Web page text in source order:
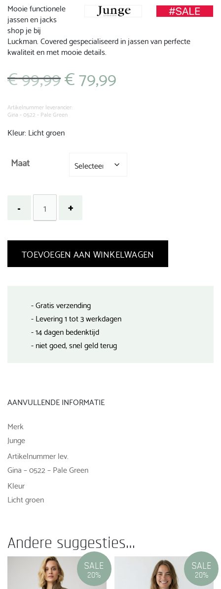
Mooie functionele
jassen en jacks
shop je bij
Luckman. Covered gespecialiseerd in jassen van perfecte
kwaliteit en met mooie details.
€99,99 Oorspronkelijke
prijs
€ 99,99.
€79,99
Artikelnummer leverancier:
Gina - 0522 - Pale Green
Kleur: Licht groen
Maat
TOEVOEGEN AAN WINKELWAGEN
- Gratis verzending
- Levering 1 tot 3 werkdagen
- 14 dagen bedenktijd
- niet goed, snel geld terug
AANVULLENDE INFORMATIE
Merk
Junge
Artikelnummer lev.
Gina – 0522 – Pale Green
Kleur
Licht groen
Andere suggesties…
SALE
20%
SALE
20%